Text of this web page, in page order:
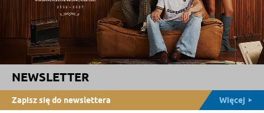
NEWSLETTER
Zapisz się do newslettera Więcej